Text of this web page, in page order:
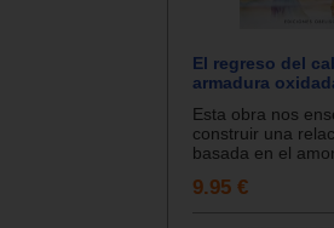
El regreso del
armadura
Esta obra nos
construir una
basada en el
9.95 €